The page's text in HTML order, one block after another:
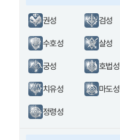
권성 검성
수호성 살성
궁성 호법성
치유성 마도성
정령성